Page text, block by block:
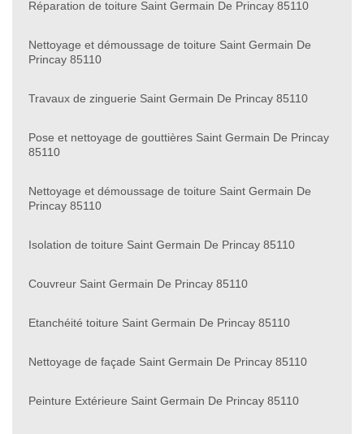
Réparation de toiture Saint Germain De Princay 85110
Nettoyage et démoussage de toiture Saint Germain De
Princay 85110
Travaux de zinguerie Saint Germain De Princay 85110
Pose et nettoyage de gouttières Saint Germain De Princay
85110
Nettoyage et démoussage de toiture Saint Germain De
Princay 85110
Isolation de toiture Saint Germain De Princay 85110
Couvreur Saint Germain De Princay 85110
Etanchéité toiture Saint Germain De Princay 85110
Nettoyage de façade Saint Germain De Princay 85110
Peinture Extérieure Saint Germain De Princay 85110